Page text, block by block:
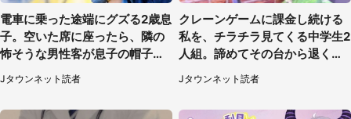
電車に乗った途端にグズる2歳息
子。空いた席に座ったら、隣の
怖そうな男性客が息子の帽子に
手を伸ばし（千葉県・40代女
性）
Jタウンネット読者
クレーンゲームに課金し続ける
私を、チラチラ見てくる中学生2
人組。諦めてその台から退く
と、後ろから声が（東京都・40
代女性）
Jタウンネット読者